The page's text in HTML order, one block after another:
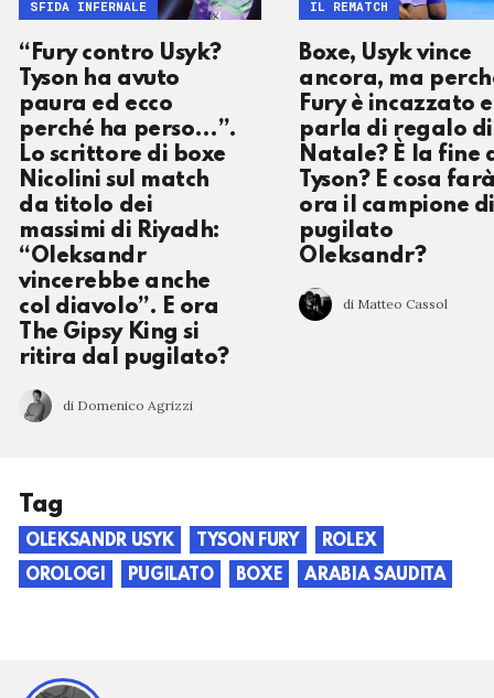
“Fury contro Usyk?
Tyson ha avuto
paura ed ecco
perché ha perso…”.
Lo scrittore di boxe
Nicolini sul match
da titolo dei
massimi di Riyadh:
“Oleksandr
vincerebbe anche
col diavolo”. E ora
The Gipsy King si
ritira dal pugilato?
di Domenico Agrizzi
SFIDA INFERNALE
Boxe, Usyk vince
ancora, ma
Fury è incazzato e
parla di regalo di
Natale? È la fine
Tyson? E cosa
ora il campione di
pugilato
Oleksandr?
di Matteo Cassol
IL REMATCH
Tag
OLEKSANDR USYK TYSON FURY
ROLEX
OROLOGI
PUGILATO BOXE ARABIA SAUDITA